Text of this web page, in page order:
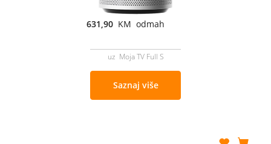
631,90 KM odmah
uz Moja TV Full S
Saznaj više